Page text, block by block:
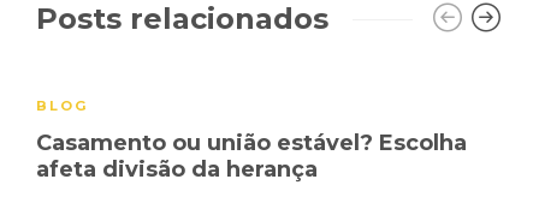
Posts relacionados
BLOG
Casamento ou união estável? Escolha
afeta divisão da herança